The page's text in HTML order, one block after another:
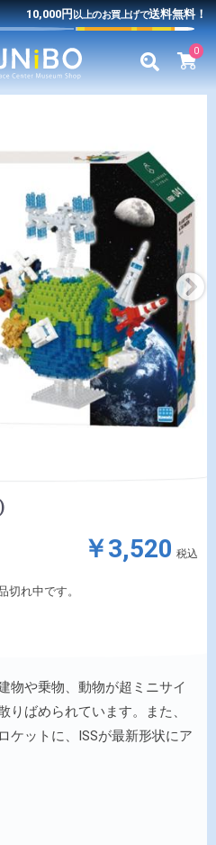
10,000円以上のお買上げで送料無料！
0
￥3,520 税込
切れ中です。
物や乗物、動物が超ミニサイ
りばめられています。また、
ケットに、ISSが最新形状にア